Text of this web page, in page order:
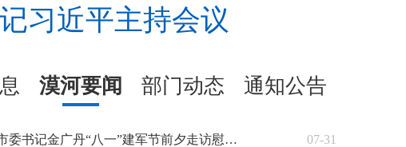
习近平主持会议
漠河要闻 部门动态 通知公告
07-31
地委委员、市委书记金广丹“八一”建军节前夕走访慰问部队官兵、移民管理警察、消防救援指战员和优抚对象